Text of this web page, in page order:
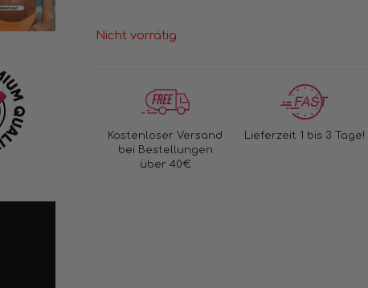
Nicht vorrätig
Kostenloser Versand
bei Bestellungen
über 40€
Lieferzeit 1 bis 3 Tage!